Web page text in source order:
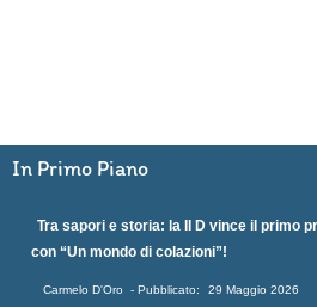
In Primo Piano
Tra sapori e storia: la II D vince il primo
con “Un mondo di colazioni”!
Carmelo D'Oro 29 Maggio 2026